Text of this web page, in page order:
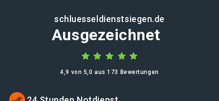
schluesseldienstsiegen.de
Ausgezeichnet
4,9 von 5,0 aus 173 Bewertungen